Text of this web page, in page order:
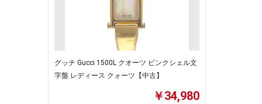
グッチ Gucci 1500L クオーツ ピンクシェル文
字盤 レディース クォーツ【中古】
￥34,980